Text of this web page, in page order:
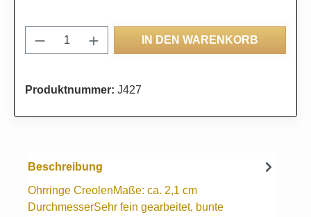
Produkt Anzahl: Gib den gewünschten
IN DEN WARENKORB
Produktnummer: J427
Beschreibung
Ohrringe CreolenMaße: ca. 2,1 cm
DurchmesserSehr fein gearbeitet, bunte